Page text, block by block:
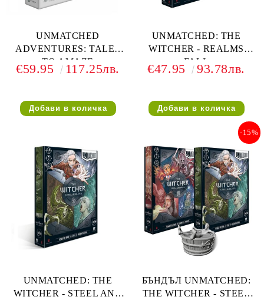
UNMATCHED
ADVENTURES: TALES
TO AMAZE
€59.95 117.25лв.
UNMATCHED: THE
WITCHER - REALMS
FALL
€47.95 93.78лв.
UNMATCHED: THE
WITCHER - STEEL AND
БЪНДЪЛ UNMATCHED:
THE WITCHER - STEEL
-15%